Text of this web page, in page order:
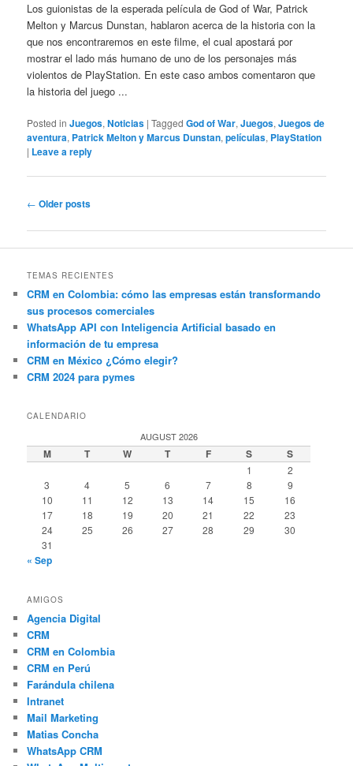
Los guionistas de la esperada película de God of War, Patrick
Melton y Marcus Dunstan, hablaron acerca de la historia con la
que nos encontraremos en este filme, el cual apostará por
mostrar el lado más humano de uno de los personajes más
violentos de PlayStation. En este caso ambos comentaron que
la historia del juego ...
Posted in Juegos,Noticias |Tagged God of War,Juegos,Juegos de
aventura, Patrick Melton y Marcus Dunstan,películas, PlayStation
| Leave a reply
Post
← Older posts
TEMAS RECIENTES
CRM en Colombia: cómo las empresas están transformando
sus procesos comerciales
WhatsApp API con Inteligencia Artificial basado en
información de tu empresa
CRM en México ¿Cómo elegir?
CRM 2024 para pymes
CALENDARIO
AUGUST 2026
M T W T F S S
1
2
3
4 5 6 7 8
9
10
11 12 13 14 15
16
17
18 19 20 21 22
23
24
25 26 27 28 29
30
31
« Sep
AMIGOS
Agencia Digital
CRM
CRM en Colombia
CRM en Perú
Farándula chilena
Intranet
Mail Marketing
Matias Concha
WhatsApp CRM